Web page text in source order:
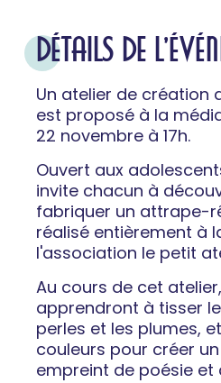
DÉTAILS DE
Un atelier de création
est proposé à la
22 novembre à 17h.
Ouvert aux
invite chacun à
fabriquer un attrape-
réalisé entièrement à
l'association le petit
Au cours de cet
apprendront à tisser
perles et les plumes,
couleurs pour créer
empreint de poésie et